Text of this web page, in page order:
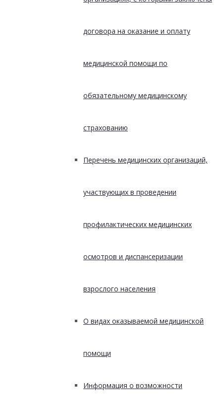
договора на оказание и оплату
медицинской помощи по
обязательному медицинскому
страхованию
Перечень медицинских организаций,
участвующих в проведении
профилактических медицинских
осмотров и диспансеризации
взрослого населения
О видах оказываемой медицинской
помощи
Информация о возможности